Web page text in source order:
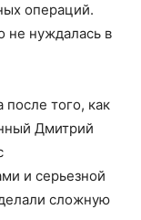
операций.
не нуждалась в
того, как
Дмитрий
и серьезной
сложную